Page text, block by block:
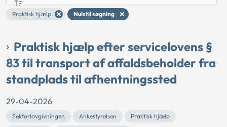
Praktisk hjælp Nulstil søgning
Praktisk hjælp efter servicelovens §
83 til transport af affaldsbeholder fra
standplads til afhentningssted
29-04-2026
Sektorlovgivningen Ankestyrelsen
Praktisk hjælp